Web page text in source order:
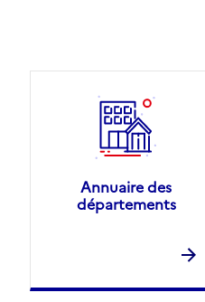
Annuaire des
départements